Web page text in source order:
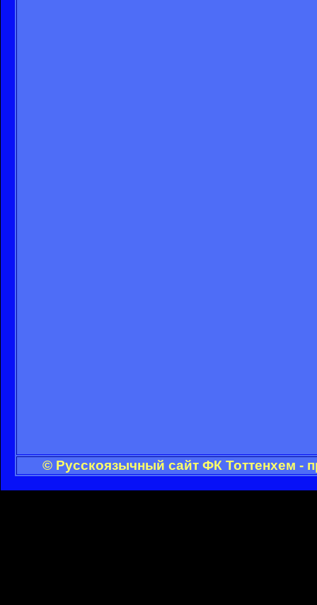
© Русскоязычный сайт ФК Тоттенхем -